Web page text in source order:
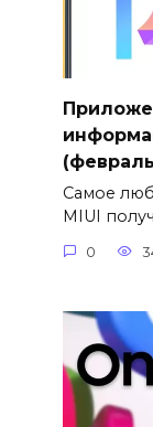
Самое
MIUI
0